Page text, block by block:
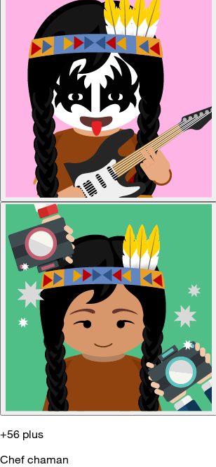
+56 plus
Chef chaman